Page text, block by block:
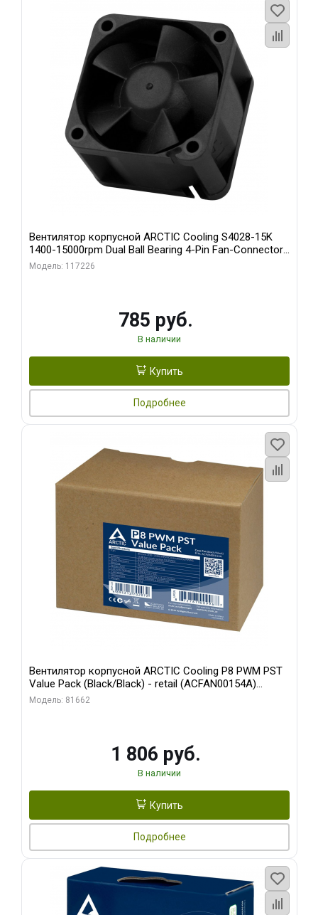
Вентилятор корпусной ARCTIC Cooling S4028-15K
1400-15000rpm Dual Ball Bearing 4-Pin Fan-Connector
(ACFAN00264A)
Модель: 117226
785 руб.
В наличии
Купить
Подробнее
Вентилятор корпусной ARCTIC Cooling P8 PWM PST
Value Pack (Black/Black) - retail (ACFAN00154A)
(702072)
Модель: 81662
1 806 руб.
В наличии
Купить
Подробнее